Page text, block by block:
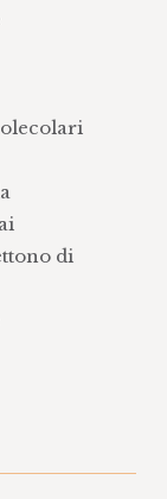
di